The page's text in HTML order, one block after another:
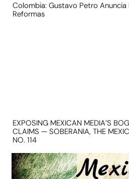
Colombia: Gustavo Petro Anuncia
Reformas
EXPOSING MEXICAN MEDIA’S
CLAIMS — SOBERANIA, THE
NO. 114